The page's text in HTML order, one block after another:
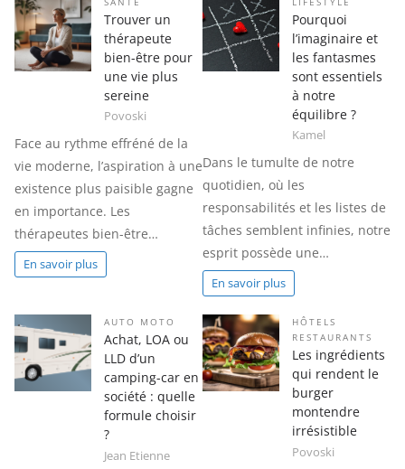
Trouver un
thérapeute
bien-être pour
une vie plus
sereine
Povoski
Face au rythme effréné de la
vie moderne, l’aspiration à une
existence plus paisible gagne
en importance. Les
thérapeutes bien-être…
En savoir plus
Pourquoi
l’imaginaire et
les fantasmes
sont essentiels
à notre
équilibre ?
Kamel
Dans le tumulte de notre
quotidien, où les
responsabilités et les listes de
tâches semblent infinies, notre
esprit possède une…
En savoir plus
AUTO MOTO
Achat, LOA ou
LLD d’un
camping-car en
société : quelle
formule choisir
?
Jean Etienne
HÔTELS
RESTAURANTS
Les ingrédients
qui rendent le
burger
montendre
irrésistible
Povoski